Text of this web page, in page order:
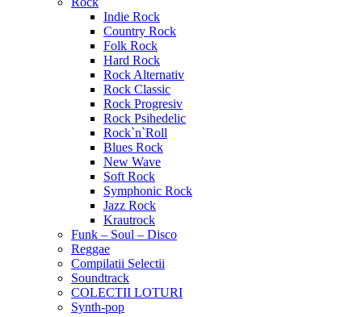
Indie Rock
Country Rock
Folk Rock
Hard Rock
Rock Alternativ
Rock Classic
Rock Progresiv
Rock Psihedelic
Rock`n`Roll
Blues Rock
New Wave
Soft Rock
Symphonic Rock
Jazz Rock
Krautrock
Funk – Soul – Disco
Reggae
Compilatii Selectii
Soundtrack
COLECTII LOTURI
Synth-pop